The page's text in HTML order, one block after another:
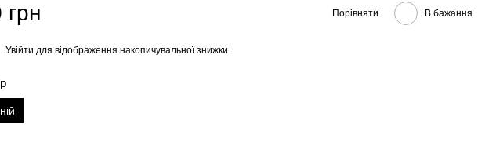
грн Порівняти В бажання
Увійти для відображення накопичувальної знижки